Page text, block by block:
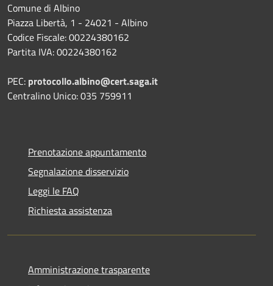
Comune di Albino
Piazza Libertà, 1 - 24021 - Albino
Codice Fiscale: 00224380162
Partita IVA: 00224380162
PEC: protocollo.albino@cert.saga.it
Centralino Unico: 035 759911
Prenotazione appuntamento
Segnalazione disservizio
Leggi le FAQ
Richiesta assistenza
Amministrazione trasparente